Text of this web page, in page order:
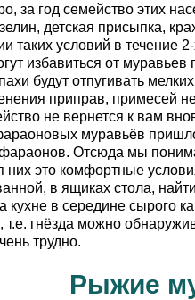
за год семейство этих
детская присыпка,
таких условий в течение
избавиться от
будут отпугивать
приправ, примесей не
не вернется к вам
муравьёв
фараонов. Отсюда мы
них это комфортные
в ящиках стола,
кухне в середине сырого
т.е. гнёзда можно
трудно.
Рыжие